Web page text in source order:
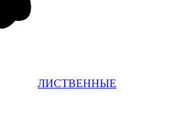
ЛИСТВЕННЫЕ